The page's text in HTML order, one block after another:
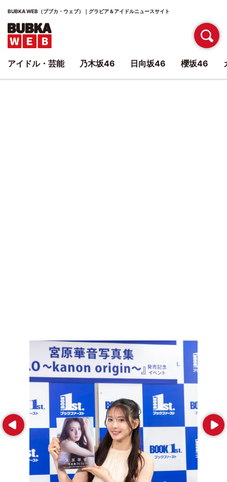
BUBKA WEB（ブブカ・ウェブ）｜グラビア＆アイドルニュースサイト
Prev Next
アイドル・芸能 乃木坂46 日向坂46 櫻坂46